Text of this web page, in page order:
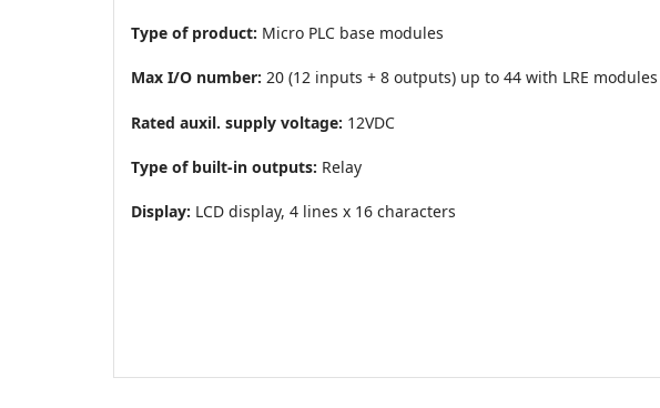
Type of product: Micro PLC base modules
Max I/O number: 20 (12 inputs + 8 outputs) up to 44 with LRE modules
Rated auxil. supply voltage: 12VDC
Type of built-in outputs: Relay
Display: LCD display, 4 lines x 16 characters